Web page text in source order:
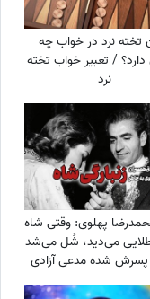
تخته نرد در خواب چه
دارد؟ / تعبیر خواب تخته
نرد
پهلوی: وقتی شاه
می‌دید، شُل می‌شد
پسرش شده مدعی آزادی
زنان!!!